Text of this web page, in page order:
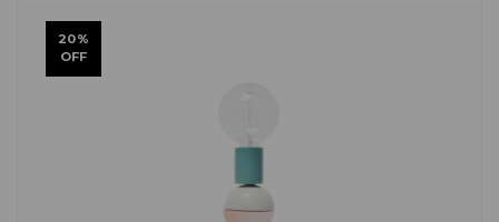
20%
OFF